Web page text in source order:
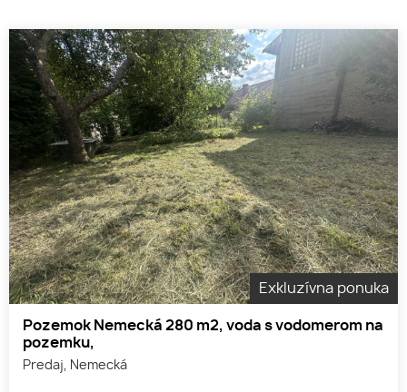
Exkluzívna ponuka
Pozemok Nemecká 280 m2, voda s vodomerom na
pozemku,
Predaj, Nemecká